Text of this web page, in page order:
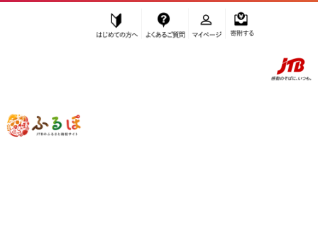
ふるぽ JTBのふるさと納税サイト
「ふるさと納税」TOP